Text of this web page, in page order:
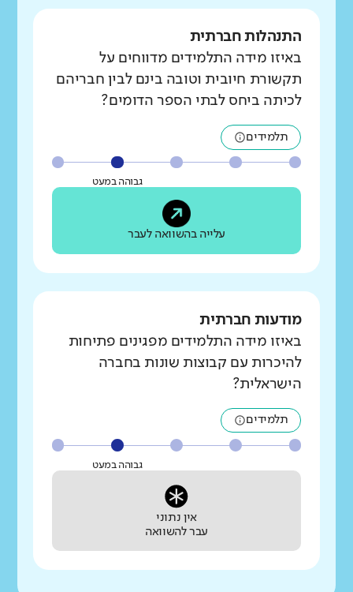
התנהלות חברתית
באיזו מידה התלמידים מדווחים על
תקשורת חיובית וטובה בינם לבין חבריהם
לכיתה ביחס לבתי הספר הדומים?
תלמידים
גבוהה במעט
עלייה בהשוואה לעבר
מודעות חברתית
באיזו מידה התלמידים מפגינים פתיחות
להיכרות עם קבוצות שונות בחברה
הישראלית?
תלמידים
גבוהה במעט
אין נתוני
עבר להשוואה